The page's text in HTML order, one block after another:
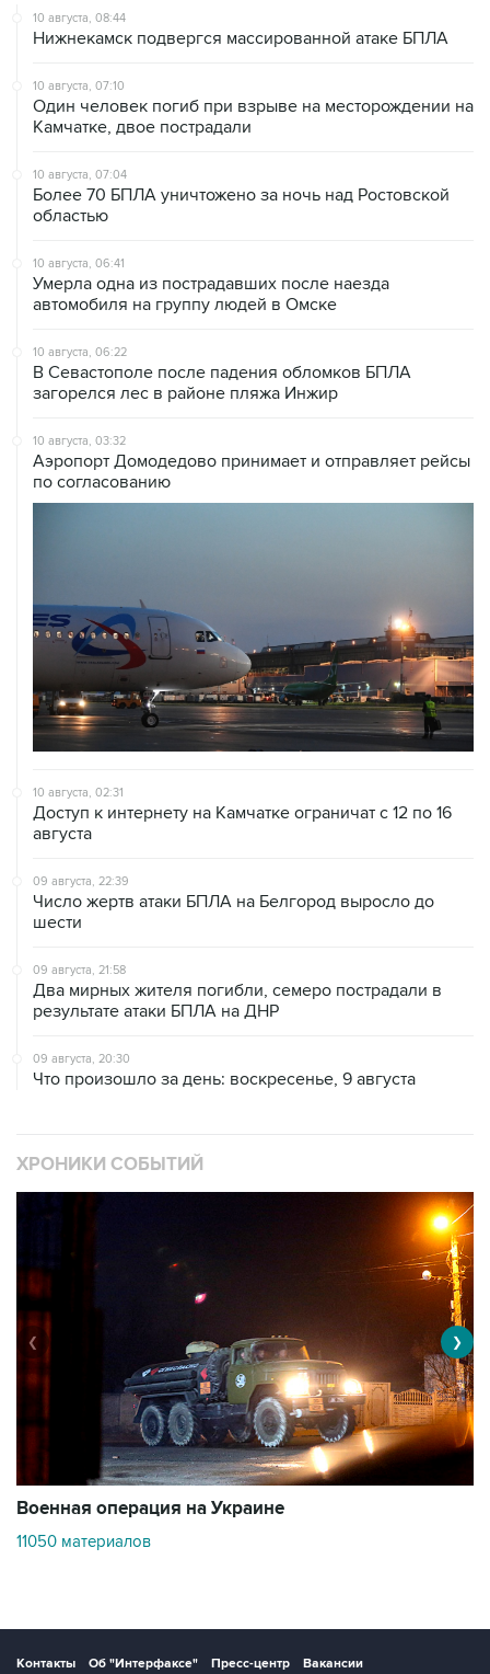
10 августа, 08:44
Нижнекамск подвергся массированной атаке БПЛА
10 августа, 07:10
Один человек погиб при взрыве на месторождении на
Камчатке, двое пострадали
10 августа, 07:04
Более 70 БПЛА уничтожено за ночь над Ростовской
областью
10 августа, 06:41
Умерла одна из пострадавших после наезда
автомобиля на группу людей в Омске
10 августа, 06:22
В Севастополе после падения обломков БПЛА
загорелся лес в районе пляжа Инжир
10 августа, 03:32
Аэропорт Домодедово принимает и отправляет рейсы
по согласованию
10 августа, 02:31
Доступ к интернету на Камчатке ограничат с 12 по 16
августа
09 августа, 22:39
Число жертв атаки БПЛА на Белгород выросло до
шести
09 августа, 21:58
Два мирных жителя погибли, семеро пострадали в
результате атаки БПЛА на ДНР
09 августа, 20:30
Что произошло за день: воскресенье, 9 августа
ХРОНИКИ СОБЫТИЙ
Военная операция на Украине
11050 материалов
❮ ❯
Контакты Об "Интерфаксе" Пресс-центр
Вакансии